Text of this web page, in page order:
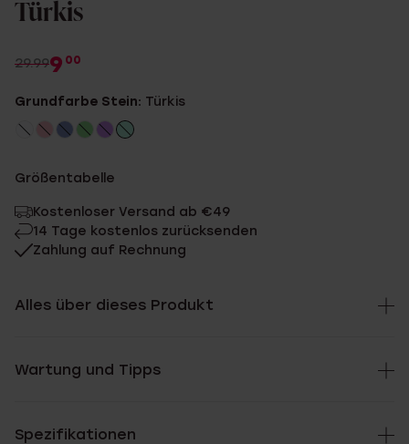
Türkis
29.999 00
Grundfarbe Stein: Türkis
Größentabelle
Kostenloser Versand ab €49
14 Tage kostenlos zurücksenden
Zahlung auf Rechnung
Alles über dieses Produkt
Wartung und Tipps
Spezifikationen